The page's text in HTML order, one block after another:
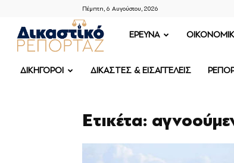
Πέμπτη, 6 Αυγούστου, 2026
ΔΙΚΑΣΤΙΚΟ
ΡΕΠΟΡΤΑΖ
ΕΡΕΥΝΑ
ΔΙΚΗΓΟΡΟΙ ΔΙΚΑΣΤΕΣ & ΕΙΣΑΓΓΕΛΕΙΣ
Ετικέτα: